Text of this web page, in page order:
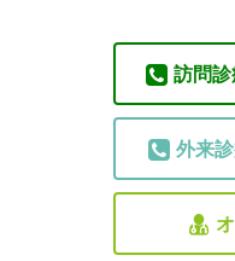
訪問
外来